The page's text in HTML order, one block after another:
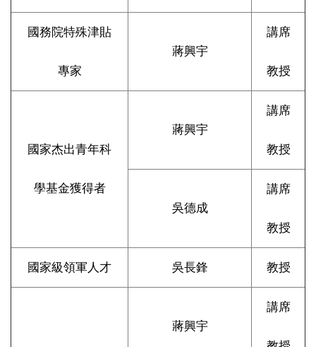
國務院特殊津貼
專家
蔣興宇
講席
教授
國家杰出青年科
學基金獲得者
蔣興宇
講席
教授
吳德成
講席
教授
國家級領軍人才 吳長鋒 教授
蔣興宇
講席